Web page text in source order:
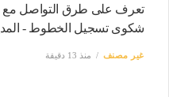
تعرف على طرق التواصل مع
شكوى تسجيل الخطوط -
غير مصنف منذ 13 دقيقة